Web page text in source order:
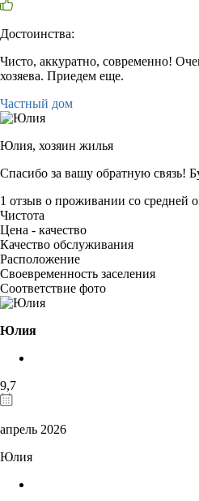
Достоинства:
Чисто, аккуратно, современно!
хозяева. Приедем еще.
Частный дом
Юлия, хозяин жилья
Спасибо за вашу обратную связь!
1 отзыв о проживании со средней
Чистота
Цена - качество
Качество обслуживания
Расположение
Своевременность заселения
Соответствие фото
Юлия
9,7
апрель 2026
Юлия